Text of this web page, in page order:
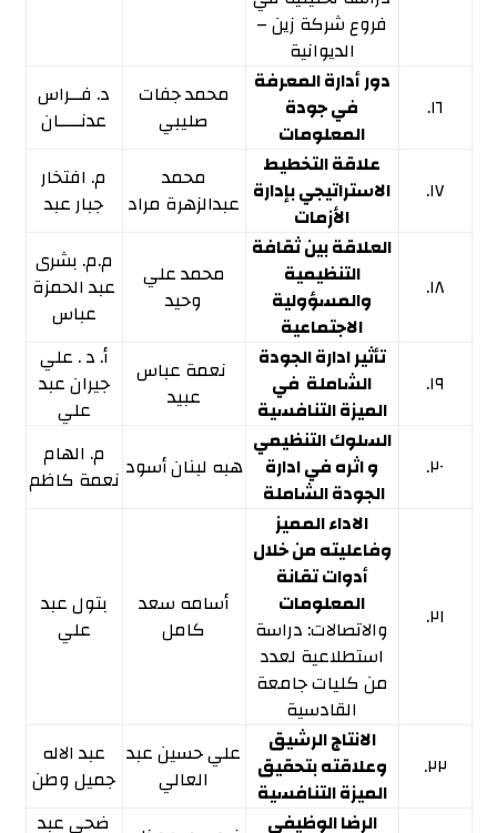
فروع شركة زين –
الديوانية
١٦.
دور أدارة المعرفة
في جودة
المعلومات
محمد جفات
صليبي
د. فــراس
عدنــــان
١٧.
علاقة التخطيط
الاستراتيجي بإدارة
الأزمات
محمد
عبدالزهرة مراد
م. افتخار
جبار عبد
١٨.
العلاقة بين ثقافة
التنظيمية
والمسؤولية
الاجتماعية
محمد علي
وحيد
م.م. بشرى
عبد الحمزة
عباس
١٩.
تأثير ادارة الجودة
الشاملة في
الميزة التنافسية
نعمة عباس
عبيد
أ. د . علي
جيران عبد
علي
٢٠.
السلوك التنظيمي
و اثره في ادارة
الجودة الشاملة
هبه لبنان أسود
م. الهام
نعمة كاظم
٢١.
الاداء المميز
وفاعليته من خلال
أدوات تقانة
المعلومات
والاتصالات: دراسة
استطلاعية لعدد
من كليات جامعة
القادسية
أسامه سعد
كامل
بتول عبد
علي
٢٢.
الانتاج الرشيق
وعلاقته بتحقيق
الميزة التنافسية
علي حسين عبد
العالي
عبد الاله
جميل وطن
الرضا الوظيفي
ضحى عبد